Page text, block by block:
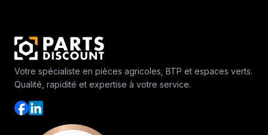
Votre spécialiste en pièces agricoles, BTP et espaces verts.
Qualité, rapidité et expertise à votre service.